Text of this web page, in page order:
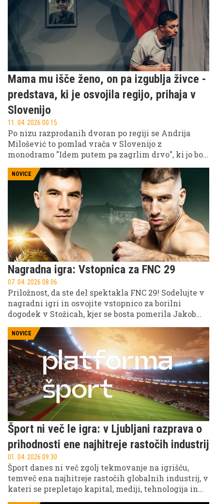
Mama mu išče ženo, on pa izgublja živce -
predstava, ki je osvojila regijo, prihaja v
Slovenijo
11. 04. 2026 00.15
Po nizu razprodanih dvoran po regiji se Andrija
Milošević to pomlad vrača v Slovenijo z
monodramo "Idem putem pa zagrlim drvo", ki jo bo
15. aprila v Celjskem domu v Celju.
NOVICE
Nagradna igra: Vstopnica za FNC 29
07. 04. 2026 08.06
Priložnost, da ste del spektakla FNC 29! Sodelujte v
nagradni igri in osvojite vstopnico za borilni
dogodek v Stožicah, kjer se bosta pomerila Jakob
kategorije. Preverite pogoje in poskusite srečo!
NOVICE
Šport ni več le igra: v Ljubljani razprava o
prihodnosti ene najhitreje rastočih industrij
01. 04. 2026 09.30
Šport danes ni več zgolj tekmovanje na igrišču,
temveč ena najhitreje rastočih globalnih industrij, v
kateri se prepletajo kapital, mediji, tehnologija in